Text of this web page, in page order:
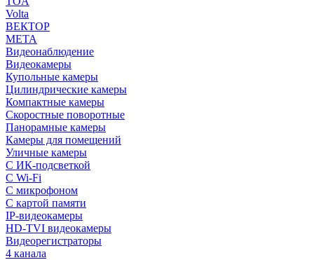
Volta
ВЕКТОР
МЕТА
Видеонаблюдение
Видеокамеры
Купольные камеры
Цилиндрические камеры
Компактные камеры
Скоростные поворотные
Панорамные камеры
Камеры для помещений
Уличные камеры
С ИК-подсветкой
С Wi-Fi
С микрофоном
С картой памяти
IP-видеокамеры
HD-TVI видеокамеры
Видеорегистраторы
4 канала